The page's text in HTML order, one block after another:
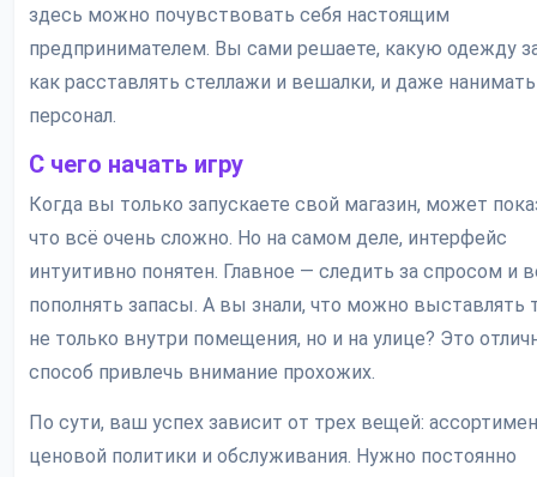
здесь можно почувствовать себя настоящим
предпринимателем. Вы сами решаете, какую одежду
как расставлять стеллажи и вешалки, и даже нанимать
персонал.
С чего начать игру
Когда вы только запускаете свой магазин, может
что всё очень сложно. Но на самом деле, интерфейс
интуитивно понятен. Главное — следить за спросом и
пополнять запасы. А вы знали, что можно выставлять
не только внутри помещения, но и на улице? Это
способ привлечь внимание прохожих.
По сути, ваш успех зависит от трех вещей:
ценовой политики и обслуживания. Нужно постоянно